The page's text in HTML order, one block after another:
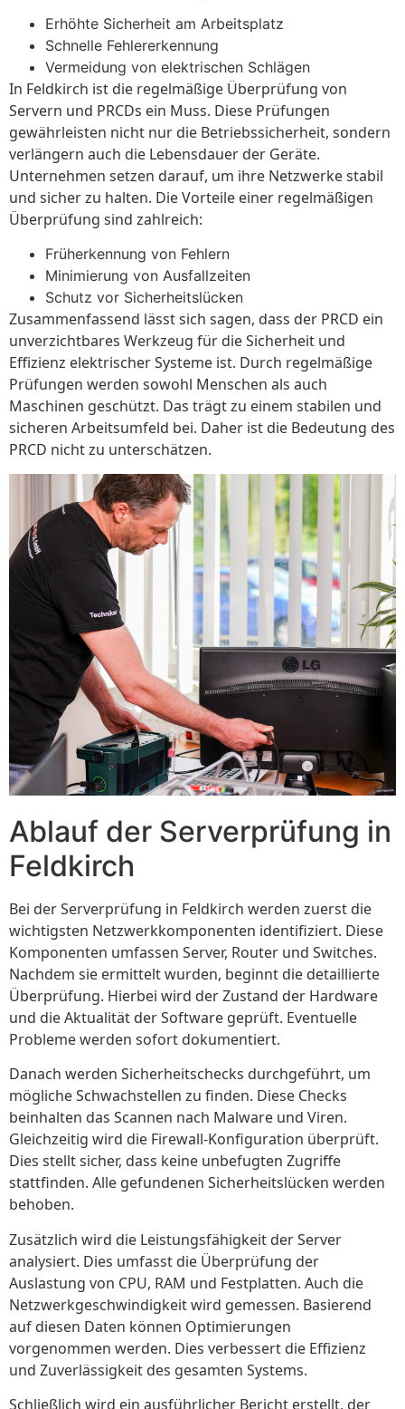
Erhöhte Sicherheit am Arbeitsplatz
Schnelle Fehlererkennung
Vermeidung von elektrischen Schlägen
In Feldkirch ist die regelmäßige Überprüfung von
Servern und PRCDs ein Muss. Diese Prüfungen
gewährleisten nicht nur die Betriebssicherheit, sondern
verlängern auch die Lebensdauer der Geräte.
Unternehmen setzen darauf, um ihre Netzwerke stabil
und sicher zu halten. Die Vorteile einer regelmäßigen
Überprüfung sind zahlreich:
Früherkennung von Fehlern
Minimierung von Ausfallzeiten
Schutz vor Sicherheitslücken
Zusammenfassend lässt sich sagen, dass der PRCD ein
unverzichtbares Werkzeug für die Sicherheit und
Effizienz elektrischer Systeme ist. Durch regelmäßige
Prüfungen werden sowohl Menschen als auch
Maschinen geschützt. Das trägt zu einem stabilen und
sicheren Arbeitsumfeld bei. Daher ist die Bedeutung des
PRCD nicht zu unterschätzen.
Ablauf der Serverprüfung in
Feldkirch
Bei der Serverprüfung in Feldkirch werden zuerst die
wichtigsten Netzwerkkomponenten identifiziert. Diese
Komponenten umfassen Server, Router und Switches.
Nachdem sie ermittelt wurden, beginnt die detaillierte
Überprüfung. Hierbei wird der Zustand der Hardware
und die Aktualität der Software geprüft. Eventuelle
Probleme werden sofort dokumentiert.
Danach werden Sicherheitschecks durchgeführt, um
mögliche Schwachstellen zu finden. Diese Checks
beinhalten das Scannen nach Malware und Viren.
Gleichzeitig wird die Firewall-Konfiguration überprüft.
Dies stellt sicher, dass keine unbefugten Zugriffe
stattfinden. Alle gefundenen Sicherheitslücken werden
behoben.
Zusätzlich wird die Leistungsfähigkeit der Server
analysiert. Dies umfasst die Überprüfung der
Auslastung von CPU, RAM und Festplatten. Auch die
Netzwerkgeschwindigkeit wird gemessen. Basierend
auf diesen Daten können Optimierungen
vorgenommen werden. Dies verbessert die Effizienz
und Zuverlässigkeit des gesamten Systems.
Schließlich wird ein ausführlicher Bericht erstellt, der